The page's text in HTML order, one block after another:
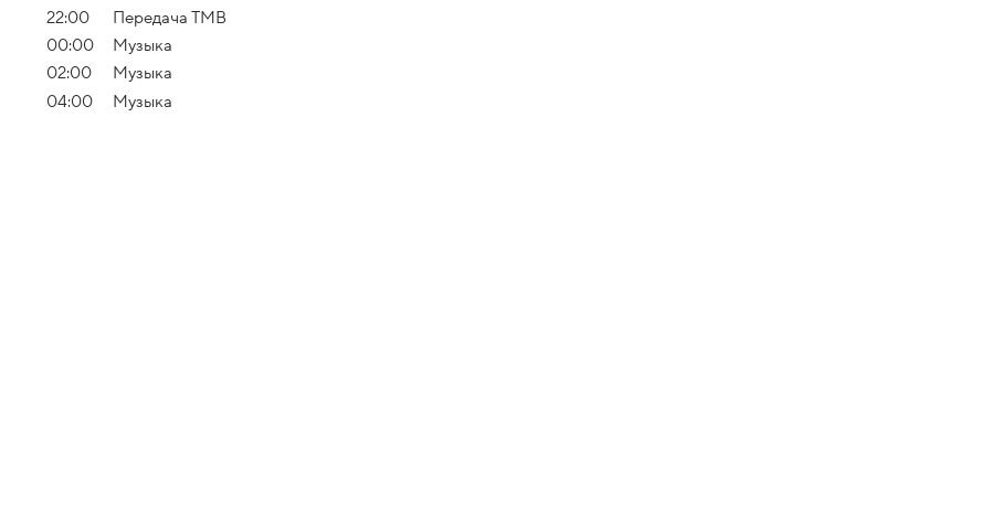
22:00
Передача ТМВ
00:00
Музыка
02:00
Музыка
04:00
Музыка